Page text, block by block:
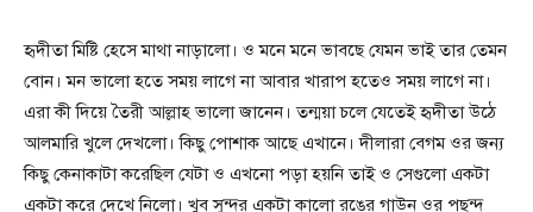
হৃদীতা মিষ্টি হেসে মাথা নাড়ালো। ও মনে মনে ভাবছে যেমন ভাই তার তেমন
বোন। মন ভালো হতে সময় লাগে না আবার খারাপ হতেও সময় লাগে না।
এরা কী দিয়ে তৈরী আল্লাহ ভালো জানেন। তন্ময়া চলে যেতেই হৃদীতা উঠে
আলমারি খুলে দেখলো। কিছু পোশাক আছে এখানে। দীলারা বেগম ওর জন্য
কিছু কেনাকাটা করেছিল যেটা ও এখনো পড়া হয়নি তাই ও সেগুলো একটা
একটা করে দেখে নিলো। খুব সুন্দর একটা কালো রঙের গাউন ওর পছন্দ